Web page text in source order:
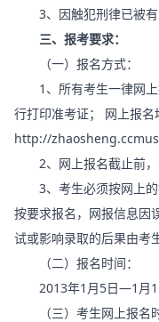
3、因触犯刑律已被有
三、报考要求：
（一）报名方式：
1、所有考生一律网上
行打印准考证； 网上报名
http://
2、网上报名截止前，
3、考生必须按网上的
按要求报名，网报信息因
试或影响录取的后果由考
（二）报名时间：
2013年1月5日—1月
（三）考生网上报名时